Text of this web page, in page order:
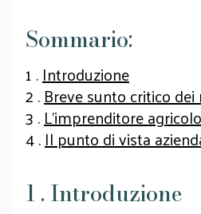
Sommario:
1 .Introduzione
2 .Breve sunto critico
3 .L’imprenditore agricolo
4 .Il punto di vista
1 . Introduzione